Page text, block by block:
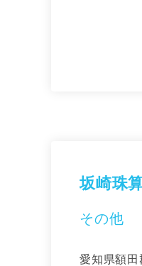
坂崎珠
その他
愛知県額